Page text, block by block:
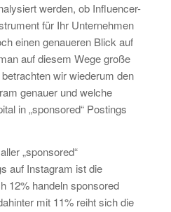
werden, ob Influencer-
für Ihr Unternehmen
einen genaueren Blick auf
auf diesem Wege große
wir wiederum den
genauer und welche
in „sponsored“ Postings
„sponsored“
auf Instagram ist die
12% handeln sponsored
mit 11% reiht sich die